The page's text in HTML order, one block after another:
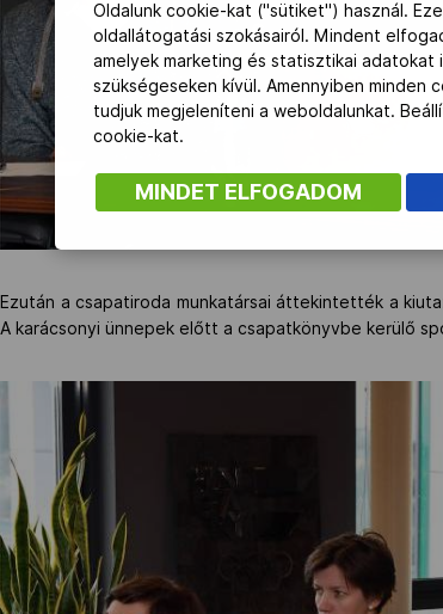
Ezután a csapatiroda munkatársai áttekintették a
A karácsonyi ünnepek előtt a csapatkönyvbe kerülő
Oldalunk cookie-kat ("sütiket") használ.
oldallátogatási szokásairól. Mindent
amelyek marketing és statisztikai
szükségeseken kívül. Amennyiben
tudjuk megjeleníteni a weboldalunkat.
cookie-kat.
MINDET ELFOGADOM